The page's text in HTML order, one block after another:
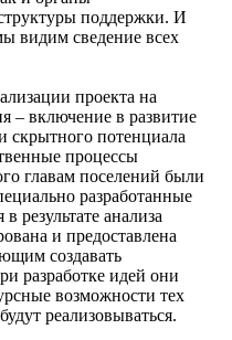
поддержки. И
видим сведение всех
проекта на
– включение в развитие
скрытного потенциала
процессы
главам поселений были
разработанные
результате анализа
и предоставлена
создавать
разработке идей они
возможности тех
реализовываться.